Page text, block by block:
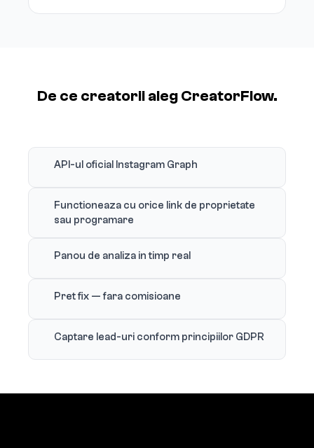
De ce creatorii aleg CreatorFlow.
API-ul oficial Instagram Graph
Functioneaza cu orice link de proprietate
sau programare
Panou de analiza in timp real
Pret fix — fara comisioane
Captare lead-uri conform principiilor GDPR